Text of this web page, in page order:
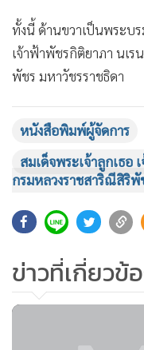
•
Factcheck
• ญี่ปุ่น
• News1
ทั้งนี้ ด้านขวาเป็นพระบ
เจ้าฟ้าพัชรกิติยาภา นเร
พัชร มหาวัชรราชธิดา
หนังสือพิมพ์ผู้จัดการ
สมเด็จพระเจ้าลูกเธอ
กรมหลวงราชสาริณีสิริพั
ข่าวที่เกี่ยวข้